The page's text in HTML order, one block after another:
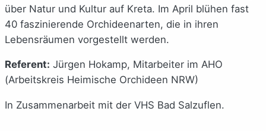
über Natur und Kultur auf Kreta. Im April blühen fast
40 faszinierende Orchideenarten, die in ihren
Lebensräumen vorgestellt werden.
Referent: Jürgen Hokamp, Mitarbeiter im AHO
(Arbeitskreis Heimische Orchideen NRW)
In Zusammenarbeit mit der VHS Bad Salzuflen.